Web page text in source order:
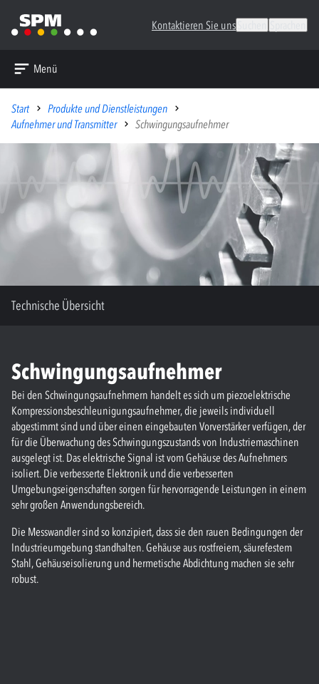
Kontaktieren Sie uns
Menü
Start
Produkte und Dienstleistungen
Aufnehmer und Transmitter
Schwingungsaufnehmer
Technische Übersicht
Schwingungsaufnehmer
Bei den Schwingungsaufnehmern handelt es sich um piezoelektrische
Kompressionsbeschleunigungsaufnehmer, die jeweils individuell
abgestimmt sind und über einen eingebauten Vorverstärker verfügen, der
für die Überwachung des Schwingungszustands von Industriemaschinen
ausgelegt ist. Das elektrische Signal ist vom Gehäuse des Aufnehmers
isoliert. Die verbesserte Elektronik und die verbesserten
Umgebungseigenschaften sorgen für hervorragende Leistungen in einem
sehr großen Anwendungsbereich.
Die Messwandler sind so konzipiert, dass sie den rauen Bedingungen der
Industrieumgebung standhalten. Gehäuse aus rostfreiem, säurefestem
Stahl, Gehäuseisolierung und hermetische Abdichtung machen sie sehr
robust.